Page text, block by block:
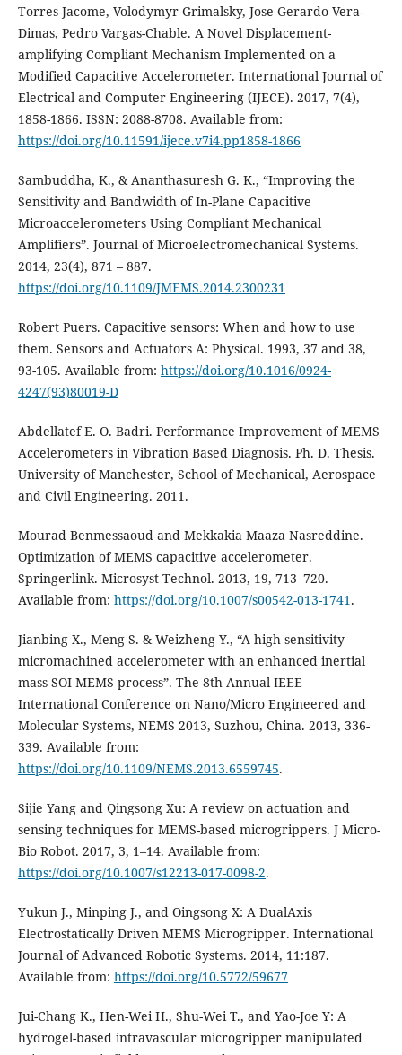
Torres-Jacome, Volodymyr Grimalsky, Jose Gerardo Vera-
Dimas, Pedro Vargas-Chable. A Novel Displacement-
amplifying Compliant Mechanism Implemented on a
Modified Capacitive Accelerometer. International Journal of
Electrical and Computer Engineering (IJECE). 2017, 7(4),
1858-1866. ISSN: 2088-8708. Available from:
https://doi.org/10.11591/ijece.v7i4.pp1858-1866
Sambuddha, K., & Ananthasuresh G. K., “Improving the
Sensitivity and Bandwidth of In-Plane Capacitive
Microaccelerometers Using Compliant Mechanical
Amplifiers”. Journal of Microelectromechanical Systems.
2014, 23(4), 871 – 887.
https://doi.org/10.1109/JMEMS.2014.2300231
Robert Puers. Capacitive sensors: When and how to use
them. Sensors and Actuators A: Physical. 1993, 37 and 38,
93-105. Available from: https://doi.org/10.1016/0924-
4247(93)80019-D
Abdellatef E. O. Badri. Performance Improvement of MEMS
Accelerometers in Vibration Based Diagnosis. Ph. D. Thesis.
University of Manchester, School of Mechanical, Aerospace
and Civil Engineering. 2011.
Mourad Benmessaoud and Mekkakia Maaza Nasreddine.
Optimization of MEMS capacitive accelerometer.
Springerlink. Microsyst Technol. 2013, 19, 713–720.
Available from: https://doi.org/10.1007/s00542-013-1741.
Jianbing X., Meng S. & Weizheng Y., “A high sensitivity
micromachined accelerometer with an enhanced inertial
mass SOI MEMS process”. The 8th Annual IEEE
International Conference on Nano/Micro Engineered and
Molecular Systems, NEMS 2013, Suzhou, China. 2013, 336-
339. Available from:
https://doi.org/10.1109/NEMS.2013.6559745.
Sijie Yang and Qingsong Xu: A review on actuation and
sensing techniques for MEMS-based microgrippers. J Micro-
Bio Robot. 2017, 3, 1–14. Available from:
https://doi.org/10.1007/s12213-017-0098-2.
Yukun J., Minping J., and Oingsong X: A DualAxis
Electrostatically Driven MEMS Microgripper. International
Journal of Advanced Robotic Systems. 2014, 11:187.
Available from: https://doi.org/10.5772/59677
Jui-Chang K., Hen-Wei H., Shu-Wei T., and Yao-Joe Y: A
hydrogel-based intravascular microgripper manipulated